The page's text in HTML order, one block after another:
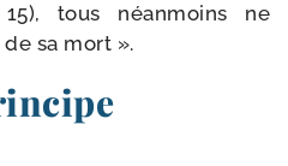
tous néan­moins ne
sa mort ».